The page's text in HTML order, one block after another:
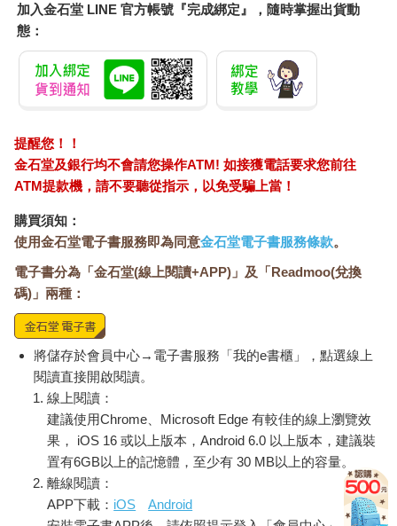
加入金石堂 LINE 官方帳號『完成綁定』，隨時掌握出貨動
態：
提醒您！！
金石堂及銀行均不會請您操作ATM! 如接獲電話要求您前往
ATM提款機，請不要聽從指示，以免受騙上當！
購買須知：
使用金石堂電子書服務即為同意金石堂電子書服務條款。
電子書分為「金石堂(線上閱讀+APP)」及「Readmoo(兌換
碼)」兩種：
將儲存於會員中心→電子書服務「我的e書櫃」，點選線上
閱讀直接開啟閱讀。
線上閱讀：
建議使用Chrome、Microsoft Edge 有較佳的線上瀏覽效
果， iOS 16 或以上版本，Android 6.0 以上版本，建議裝
置有6GB以上的記憶體，至少有 30 MB以上的容量。
離線閱讀：
APP下載： iOS
Android